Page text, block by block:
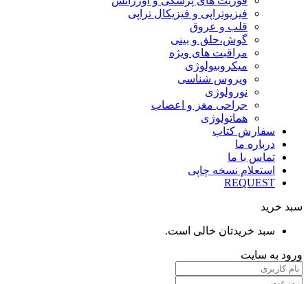
فیزیوتراپی و فیزیکال تراپی
قلب و عروق
گوش،حلق و بینی
مراقبت های ویژه
میکروبیولوژی
ویروس شناسی
نورولوژی
جراحی مغز و اعصاب
هماتولوژی
سفارش کتاب
درباره ما
تماس با ما
استعلام نسخه چاپی
REQUEST
سبد خرید
سبد خریدتان خالی است.
ورود به سایت